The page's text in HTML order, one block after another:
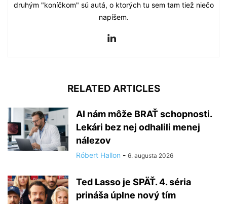
druhým "koníčkom" sú autá, o ktorých tu sem tam tiež niečo
napíšem.
RELATED ARTICLES
AI nám môže BRAŤ schopnosti.
Lekári bez nej odhalili menej
nálezov
Róbert Hallon - 6. augusta 2026
Ted Lasso je SPÄŤ. 4. séria
prináša úplne nový tím